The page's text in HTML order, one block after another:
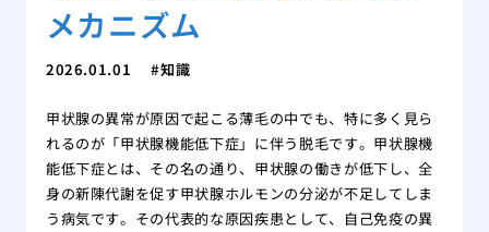
メカニズム
2026.01.01 知識
甲状腺の異常が原因で起こる薄毛の中でも、特に多く見ら
れるのが「甲状腺機能低下症」に伴う脱毛です。甲状腺機
能低下症とは、その名の通り、甲状腺の働きが低下し、全
身の新陳代謝を促す甲状腺ホルモンの分泌が不足してしま
う病気です。その代表的な原因疾患として、自己免疫の異